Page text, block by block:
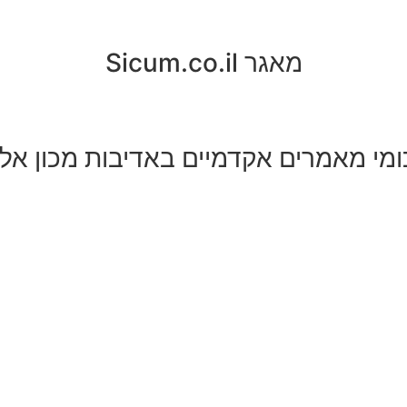
מאגר Sicum.co.il
מאמרים אקדמיים באדיבות מכון